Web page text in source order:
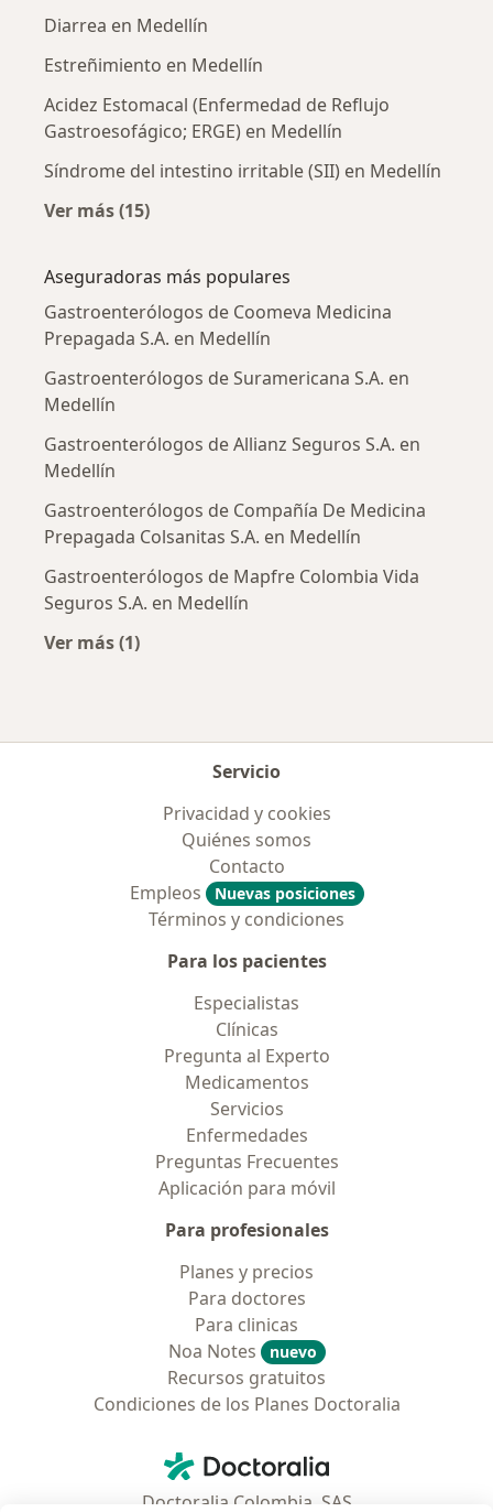
Diarrea en Medellín
Estreñimiento en Medellín
Acidez Estomacal (Enfermedad de Reflujo
Gastroesofágico; ERGE) en Medellín
Síndrome del intestino irritable (SII) en Medellín
Ver más (15)
Aseguradoras más populares
Gastroenterólogos de Coomeva Medicina
Prepagada S.A. en Medellín
Gastroenterólogos de Suramericana S.A. en
Medellín
Gastroenterólogos de Allianz Seguros S.A. en
Medellín
Gastroenterólogos de Compañía De Medicina
Prepagada Colsanitas S.A. en Medellín
Gastroenterólogos de Mapfre Colombia Vida
Seguros S.A. en Medellín
Ver más (1)
Servicio
Privacidad y cookies
Quiénes somos
Contacto
Empleos
Nuevas posiciones
Términos y condiciones
Para los pacientes
Especialistas
Clínicas
Pregunta al Experto
Medicamentos
Servicios
Enfermedades
Preguntas Frecuentes
Aplicación para móvil
Para profesionales
Planes y precios
Para doctores
Para clinicas
Noa Notes
nuevo
Recursos gratuitos
Condiciones de los Planes Doctoralia
Doctoralia - Página de inicio
Doctoralia Colombia, SAS